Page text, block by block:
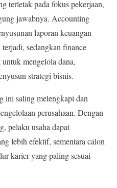
terletak pada fokus pekerjaan,
jawabnya. Accounting
laporan keuangan
sedangkan finance
mengelola dana,
strategi bisnis.
ini saling melengkapi dan
perusahaan. Dengan
pelaku usaha dapat
lebih efektif, sementara calon
karier yang paling sesuai